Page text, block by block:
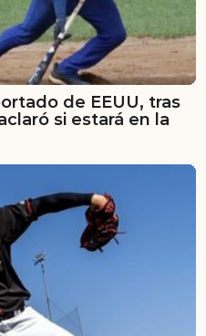
de EEUU, tras
si estará en la